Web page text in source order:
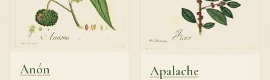
Anón Apalache